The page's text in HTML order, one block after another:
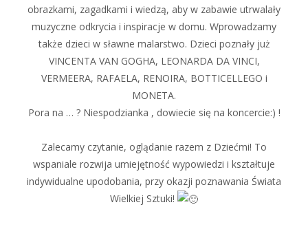
obrazkami, zagadkami i wiedzą, aby w zabawie utrwalały
muzyczne odkrycia i inspiracje w domu. Wprowadzamy
także dzieci w sławne malarstwo. Dzieci poznały już
VINCENTA VAN GOGHA, LEONARDA DA VINCI,
VERMEERA, RAFAELA, RENOIRA, BOTTICELLEGO i
MONETA.
Pora na … ? Niespodzianka , dowiecie się na koncercie:) !
Zalecamy czytanie, oglądanie razem z Dziećmi! To
wspaniale rozwija umiejętność wypowiedzi i kształtuje
indywidualne upodobania, przy okazji poznawania Świata
Wielkiej Sztuki!